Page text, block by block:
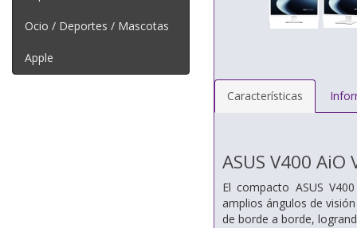
Ocio / Deportes / Mascotas
Apple
Características
ASUS V400 AiO
El compacto ASUS
amplios ángulos de
de borde a borde,